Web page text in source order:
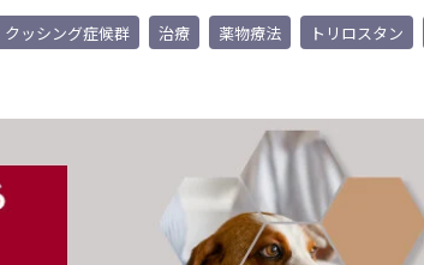
クッシング症候群 治療 薬物療法 トリロスタン